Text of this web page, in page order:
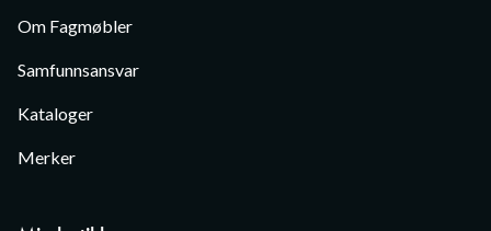
Om Fagmøbler
Samfunnsansvar
Kataloger
Merker